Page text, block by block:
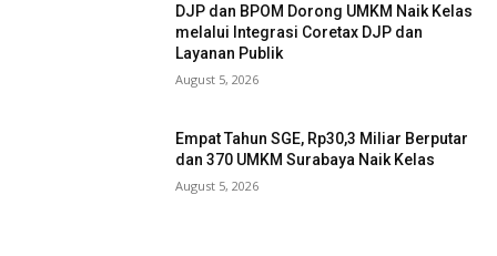
DJP dan BPOM Dorong UMKM Naik Kelas
melalui Integrasi Coretax DJP dan
Layanan Publik
August 5, 2026
Empat Tahun SGE, Rp30,3 Miliar Berputar
dan 370 UMKM Surabaya Naik Kelas
August 5, 2026